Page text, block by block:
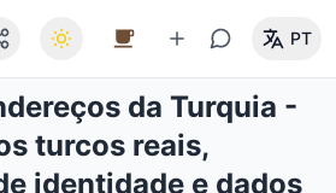
PT
da Turquia -
turcos reais,
identidade e dados